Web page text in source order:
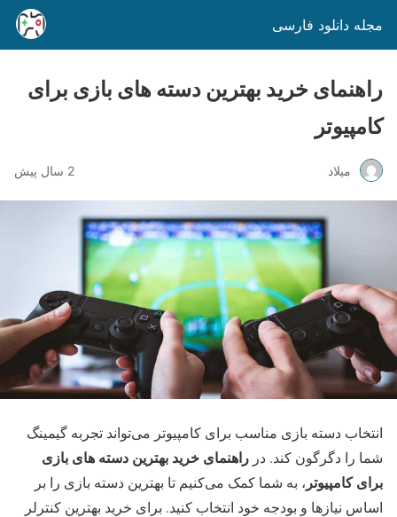
مجله دانلود فارسی
راهنمای خرید بهترین دسته های بازی برای
کامپیوتر
میلاد 2 سال پیش
انتخاب دسته بازی مناسب برای کامپیوتر می‌تواند تجربه گیمینگ
شما را دگرگون کند. در راهنمای خرید بهترین دسته های بازی
برای کامپیوتر ، به شما کمک می‌کنیم تا بهترین دسته بازی را بر
اساس نیازها و بودجه خود انتخاب کنید. برای خرید بهترین کنترلر